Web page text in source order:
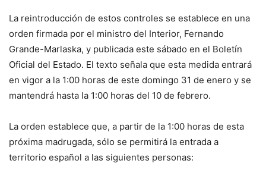
La reintroducción de estos controles se establece en una
orden firmada por el ministro del Interior, Fernando
Grande-Marlaska, y publicada este sábado en el Boletín
Oficial del Estado. El texto señala que esta medida entrará
en vigor a la 1:00 horas de este domingo 31 de enero y se
mantendrá hasta la 1:00 horas del 10 de febrero.
La orden establece que, a partir de la 1:00 horas de esta
próxima madrugada, sólo se permitirá la entrada a
territorio español a las siguientes personas: